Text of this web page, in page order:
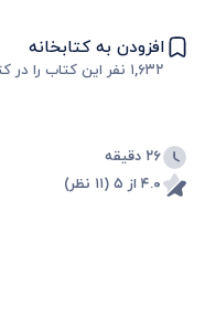
افزودن به کتابخانه
۱,۶۳۲ نفر این کتاب را در
۲۶ دقیقه
۴.۰ از ۵ (۱۱ نظر)